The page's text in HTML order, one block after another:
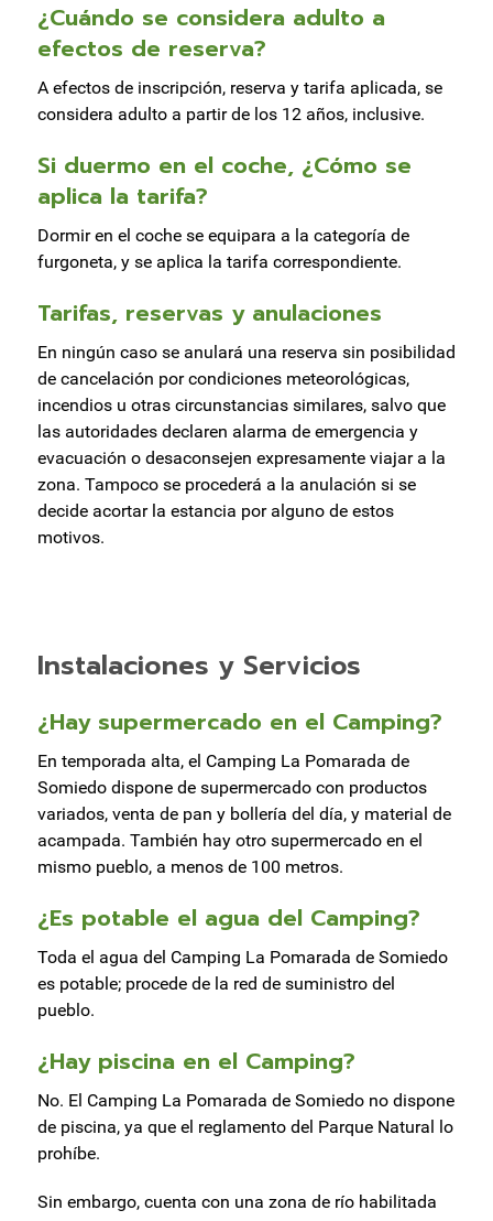
¿Cuándo se considera adulto a
efectos de reserva?
A efectos de inscripción, reserva y tarifa aplicada, se
considera adulto a partir de los 12 años, inclusive.
Si duermo en el coche, ¿Cómo se
aplica la tarifa?
Dormir en el coche se equipara a la categoría de
furgoneta, y se aplica la tarifa correspondiente.
Tarifas, reservas y anulaciones
En ningún caso se anulará una reserva sin posibilidad
de cancelación por condiciones meteorológicas,
incendios u otras circunstancias similares, salvo que
las autoridades declaren alarma de emergencia y
evacuación o desaconsejen expresamente viajar a la
zona. Tampoco se procederá a la anulación si se
decide acortar la estancia por alguno de estos
motivos.
Instalaciones y Servicios
¿Hay supermercado en el Camping?
En temporada alta, el Camping La Pomarada de
Somiedo dispone de supermercado con productos
variados, venta de pan y bollería del día, y material de
acampada. También hay otro supermercado en el
mismo pueblo, a menos de 100 metros.
¿Es potable el agua del Camping?
Toda el agua del Camping La Pomarada de Somiedo
es potable; procede de la red de suministro del
pueblo.
¿Hay piscina en el Camping?
No. El Camping La Pomarada de Somiedo no dispone
de piscina, ya que el reglamento del Parque Natural lo
prohíbe.
Sin embargo, cuenta con una zona de río habilitada